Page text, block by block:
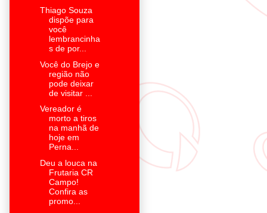
Thiago Souza
dispõe para
você
lembrancinha
s de por...
Você do Brejo e
região não
pode deixar
de visitar ...
Vereador é
morto a tiros
na manhã de
hoje em
Perna...
Deu a louca na
Frutaria CR
Campo!
Confira as
promo...